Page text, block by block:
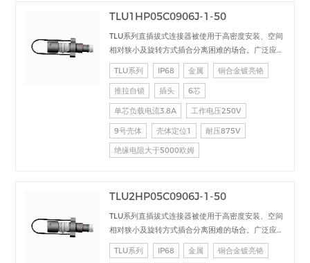
TLU1HP05C0906J-1-50
TLU系列直插拔式连接器被使用于高密度安装、空间
相对狭小及旋转方式插合分离困难的场合。广泛应用
于电台设备、加固计算机、医疗设备、测试检测设
备、音频视频设备、数据采集、工业控制等场合的交
直流、高速、射频、光纤等的信号连接传输。
TLU系列 IP68 金属 铜合金镀亮铬
推拉自锁 插头 6芯
单芯负载电流3.8A 工作电压250V
9号壳体 壳体定位1 耐压875V
绝缘电阻大于5000欧姆
TLU2HP05C0906J-1-50
TLU系列直插拔式连接器被使用于高密度安装、空间
相对狭小及旋转方式插合分离困难的场合。广泛应用
于电台设备、加固计算机、医疗设备、测试检测设
备、音频视频设备、数据采集、工业控制等场合的交
TLU系列 IP68 金属 铜合金镀亮铬